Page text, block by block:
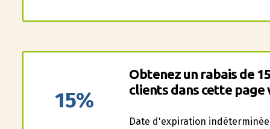
15%
Obtenez un rabais de
clients dans cette page
Date d'expiration